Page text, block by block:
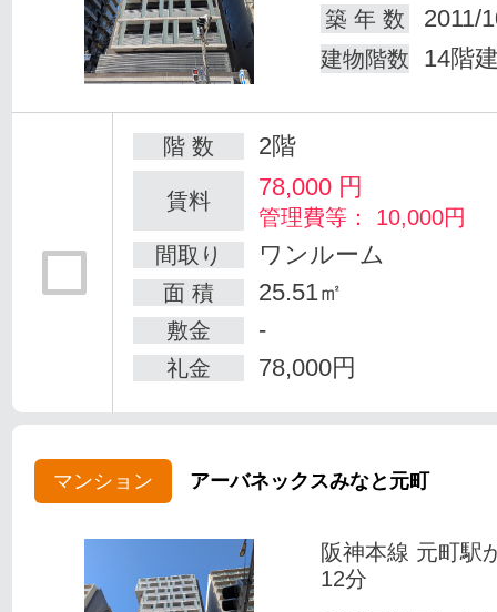
築 年 数
2011/
建物階数 14階
階 数 2階
賃料 78,000 円
管理費等： 10,000円
間取り
ワンルーム
面 積 25.51㎡
敷金 -
礼金 78,000円
マンション アーバネックスみなと元町
阪神本線 元町駅
12分